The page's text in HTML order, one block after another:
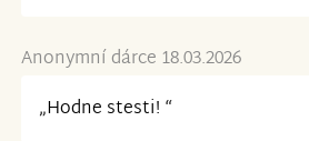
Anonymní dárce 18.03.2026
„Hodne stesti! “